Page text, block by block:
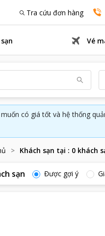
Tra cứu đơn hàng
Vé
có giá tốt và hệ thống
Khách sạn tại : 0 khách
sạn Được gợi ý